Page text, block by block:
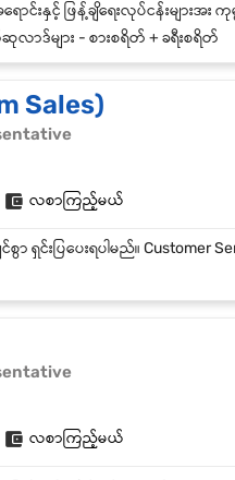
ဒ်များ - စားစရိတ် + ခရီးစရိတ်
Sales)
လစာကြည့်မယ်
လစာကြည့်မယ်